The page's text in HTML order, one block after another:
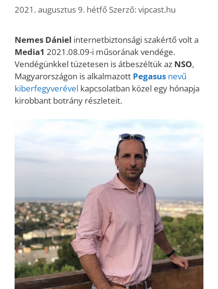
2021. augusztus 9. hétfő Szerző: vipcast.hu
Nemes Dániel internetbiztonsági szakértő volt a
Media1 2021.08.09-i műsorának vendége.
Vendégünkkel tüzetesen is átbeszéltük az NSO,
Magyarországon is alkalmazott Pegasus nevű
kiberfegyverével kapcsolatban közel egy hónapja
kirobbant botrány részleteit.